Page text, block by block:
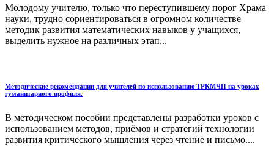
Молодому учителю, только что переступившему порог Храма
науки, трудно сориентироваться в огромном количестве
методик развития математических навыков у учащихся,
выделить нужное на различных этап...
Методические рекомендации для учителей по использованию ТРКМЧП на уроках
гуманитарного профиля.
В методическом пособии представлены разработки уроков с
использованием методов, приёмов и стратегий технологии
развития критического мышления через чтение и письмо....